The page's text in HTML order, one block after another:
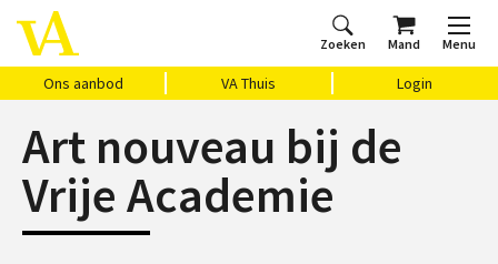
Zoeken Mand Menu
Ons aanbod VA Thuis Login
Home
Ons aanbod
Agenda
VAthuis
Over ons
Vragen?
Cadeaubon
Art nouveau bij de
Vrije Academie